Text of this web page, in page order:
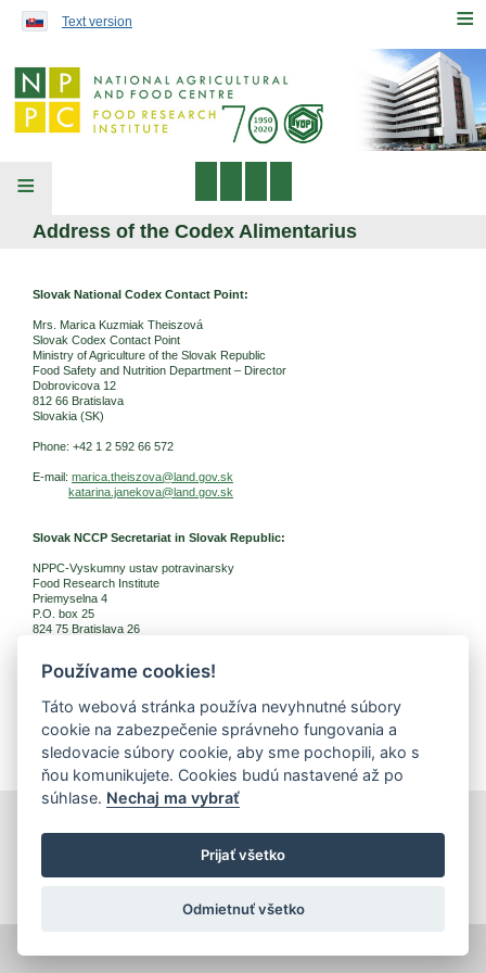
≡
Text version
≡
Address of the Codex Alimentarius
Slovak National Codex Contact Point:
Mrs. Marica Kuzmiak Theiszová
Slovak Codex Contact Point
Ministry of Agriculture of the Slovak Republic
Food Safety and Nutrition Department – Director
Dobrovicova 12
812 66 Bratislava
Slovakia (SK)
Phone: +42 1 2 592 66 572
E-mail: marica.theiszova@land.gov.sk
katarina.janekova@land.gov.sk
Slovak NCCP Secretariat in Slovak Republic:
NPPC-Vyskumny ustav potravinarsky
Food Research Institute
Priemyselna 4
P.O. box 25
824 75 Bratislava 26
Contact Name:
E-mail:danka.salgovicova@nppc.sk
print|sitemap
Copyright © 2026 Správca obsahu - Food Research Institute,
Priemyselná 4, 821 08 Bratislava
Používame cookies!
Táto webová stránka používa nevyhnutné súbory
cookie na zabezpečenie správneho fungovania a
sledovacie súbory cookie, aby sme pochopili, ako s
ňou komunikujete. Cookies budú nastavené až po
súhlase. Nechaj ma vybrať
Prijať všetko
Odmietnuť všetko